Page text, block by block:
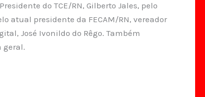
do TCE/RN, Gilberto Jales, pelo
atual presidente da FECAM/RN, vereador
José Ivonildo do Rêgo. Também
geral.